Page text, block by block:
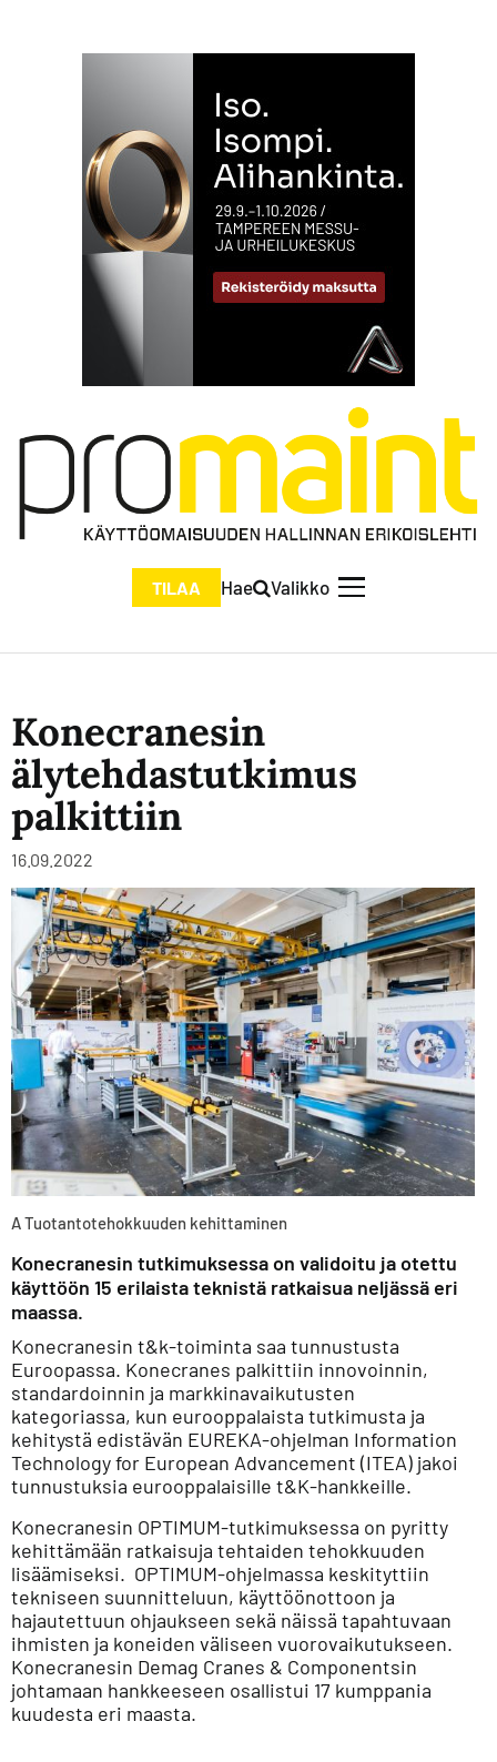
TILAA Hae Valikko
Konecranesin
älytehdastutkimus
palkittiin
16.09.2022
A Tuotantotehokkuuden kehittaminen
Konecranesin tutkimuksessa on validoitu ja otettu
käyttöön 15 erilaista teknistä ratkaisua neljässä eri
maassa.
Konecranesin t&k-toiminta saa tunnustusta
Euroopassa. Konecranes palkittiin innovoinnin,
standardoinnin ja markkinavaikutusten
kategoriassa, kun eurooppalaista tutkimusta ja
kehitystä edistävän EUREKA-ohjelman Information
Technology for European Advancement (ITEA) jakoi
tunnustuksia eurooppalaisille t&K-hankkeille.
Konecranesin OPTIMUM-tutkimuksessa on pyritty
kehittämään ratkaisuja tehtaiden tehokkuuden
lisäämiseksi. OPTIMUM-ohjelmassa keskityttiin
tekniseen suunnitteluun, käyttöönottoon ja
hajautettuun ohjaukseen sekä näissä tapahtuvaan
ihmisten ja koneiden väliseen vuorovaikutukseen.
Konecranesin Demag Cranes & Componentsin
johtamaan hankkeeseen osallistui 17 kumppania
kuudesta eri maasta.